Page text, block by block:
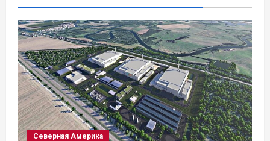
Северная Америка